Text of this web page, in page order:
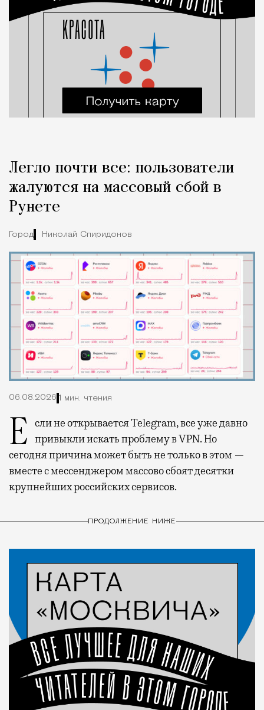
Легло почти все: пользователи
жалуются на массовый сбой в
Рунете
Город Николай Спиридонов
06.08.2026 1 мин. чтения
Если не открывается Telegram, все уже давно привыкли искать проблему в VPN. Но
сегодня причина может быть не только в этом —
вместе с мессенджером массово сбоят десятки
крупнейших российских сервисов.
ПРОДОЛЖЕНИЕ НИЖЕ